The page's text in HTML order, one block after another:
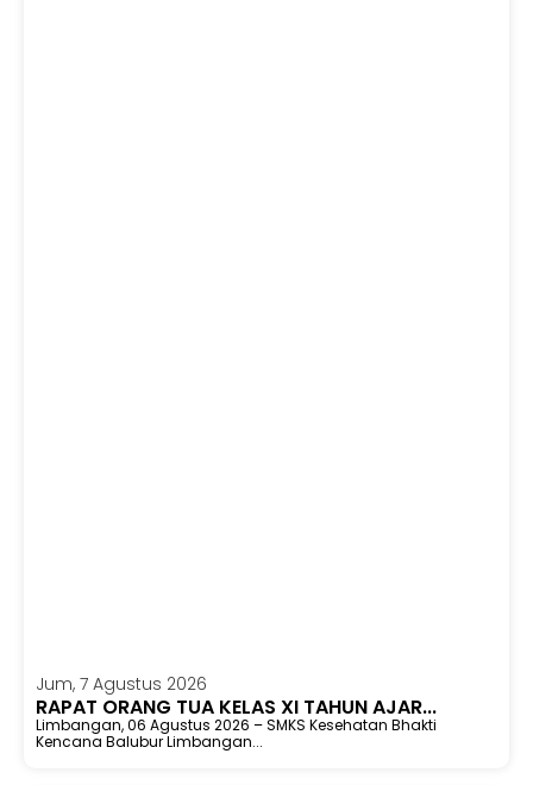
Jum, 7 Agustus 2026
RAPAT ORANG TUA KELAS XI TAHUN AJAR...
Limbangan, 06 Agustus 2026 – SMKS Kesehatan Bhakti
Kencana Balubur Limbangan...